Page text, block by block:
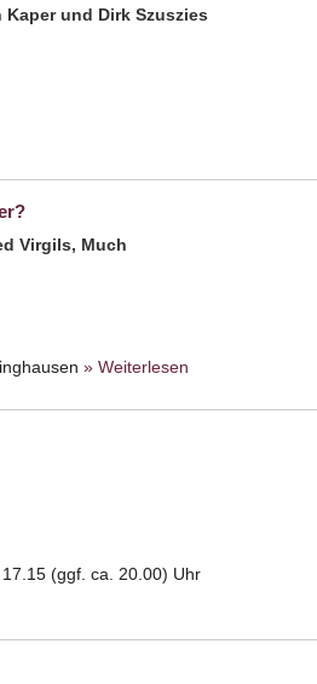
und Dirk Szuszies
Virgils, Much
» Weiterlesen
(ggf. ca. 20.00) Uhr